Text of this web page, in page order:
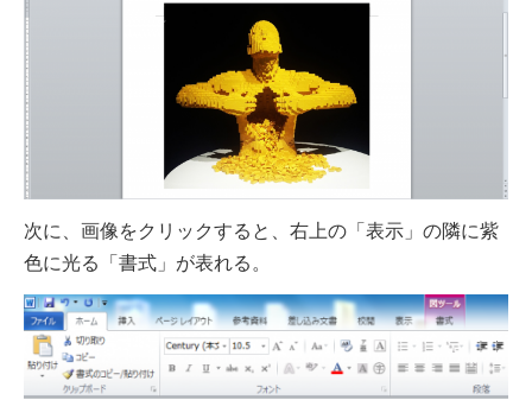
次に、画像をクリックすると、右上の「表示」の隣に紫
色に光る「書式」が表れる。